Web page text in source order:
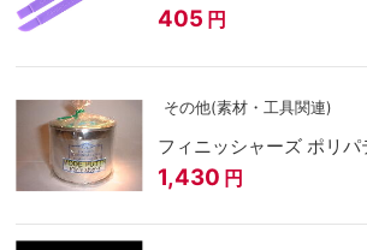
405 円
その他(素材・工具関連)
フィニッシャーズ ポリパ
1,430 円